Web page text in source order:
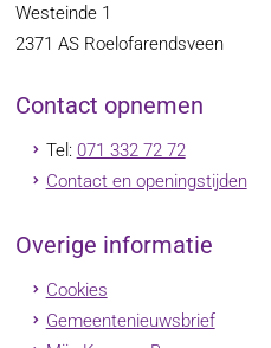
Westeinde 1
2371 AS Roelofarendsveen
Contact opnemen
Tel: 071 332 72 72
Contact en openingstijden
Overige informatie
Cookies
Gemeentenieuwsbrief